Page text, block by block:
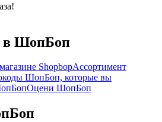
в ШопБоп
ShopbopАссортимент
ШопБоп, которые вы
Оцени ШопБоп